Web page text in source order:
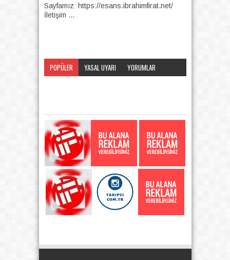
Sayfamız: https://esans.ibrahimfirat.net/
İletişim ...
POPÜLER YASAL UYARI
YORUMLAR